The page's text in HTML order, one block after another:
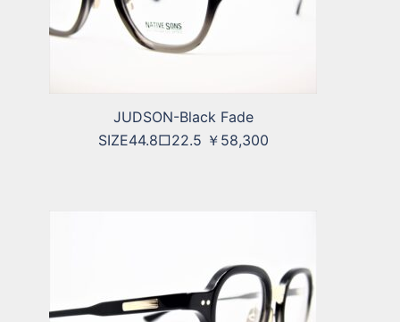
JUDSON-Black Fade
SIZE44.8□22.5 ￥58,300